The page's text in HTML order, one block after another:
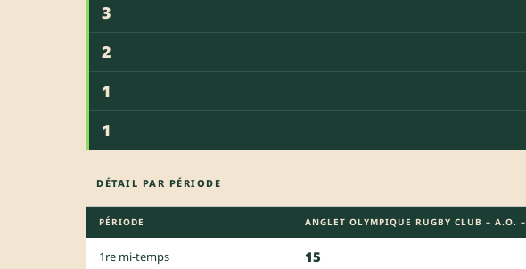
3
2
1
1
DÉTAIL PAR PÉRIODE
PÉRIODE ANGLET OLYMPIQUE RUGBY CLUB – A.O. –
1re mi-temps 15